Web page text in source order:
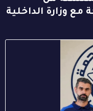
مع وزارة الداخلية